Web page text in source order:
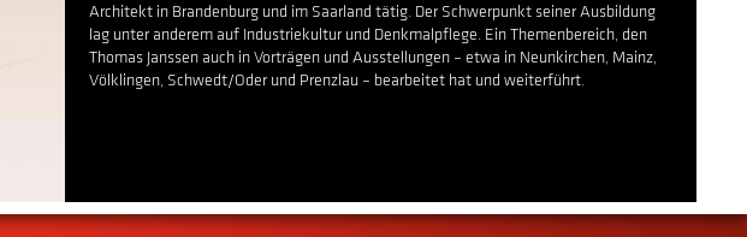
Architekt in Brandenburg und im Saarland tätig. Der Schwerpunkt seiner Ausbildung
lag unter anderem auf Industriekultur und Denkmalpflege. Ein Themenbereich, den
Thomas Janssen auch in Vorträgen und Ausstellungen – etwa in Neunkirchen, Mainz,
Völklingen, Schwedt/Oder und Prenzlau – bearbeitet hat und weiterführt.